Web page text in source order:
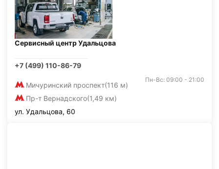
Сервисный центр Удальцова
+7 (499) 110-86-79
Мичуринский проспект(116 м)
Пр-т Вернадского(1,49 км)
Пн-Вс: 09:00 - 21:00
ул. Удальцова, 60